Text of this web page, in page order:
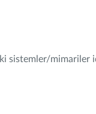
sistemler/mimariler